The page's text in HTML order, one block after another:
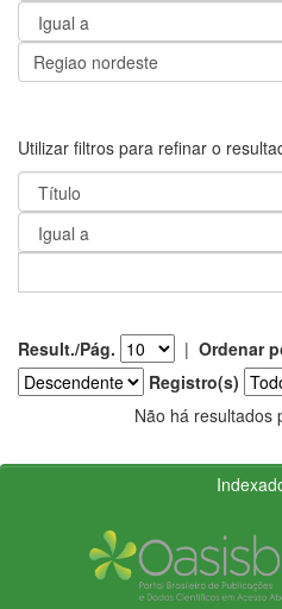
Utilizar filtros para refinar o
Result./Pág. | Ordenar
Registro(s)
Não há resultados